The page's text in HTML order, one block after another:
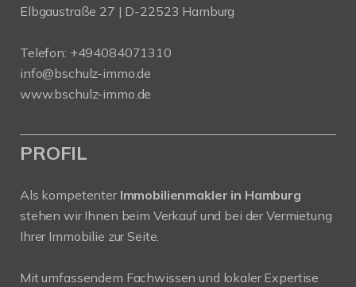
Elbgaustraße 27 | D-22523 Hamburg
Telefon: +494084071310
info@bschulz-immo.de
www.bschulz-immo.de
PROFIL
Als kompetenter Immobilienmakler in Hamburg
stehen wir Ihnen beim Verkauf und bei der Vermietung
Ihrer Immobilie zur Seite.
Mit umfassendem Fachwissen und lokaler Expertise